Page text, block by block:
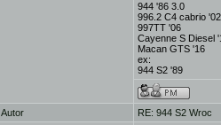
944 '86 3.0
996.2 C4 cabrio '02
997TT '06
Cayenne S Diesel
Macan GTS '16
ex:
944 S2 '89
Autor
RE: 944 S2 Wroc